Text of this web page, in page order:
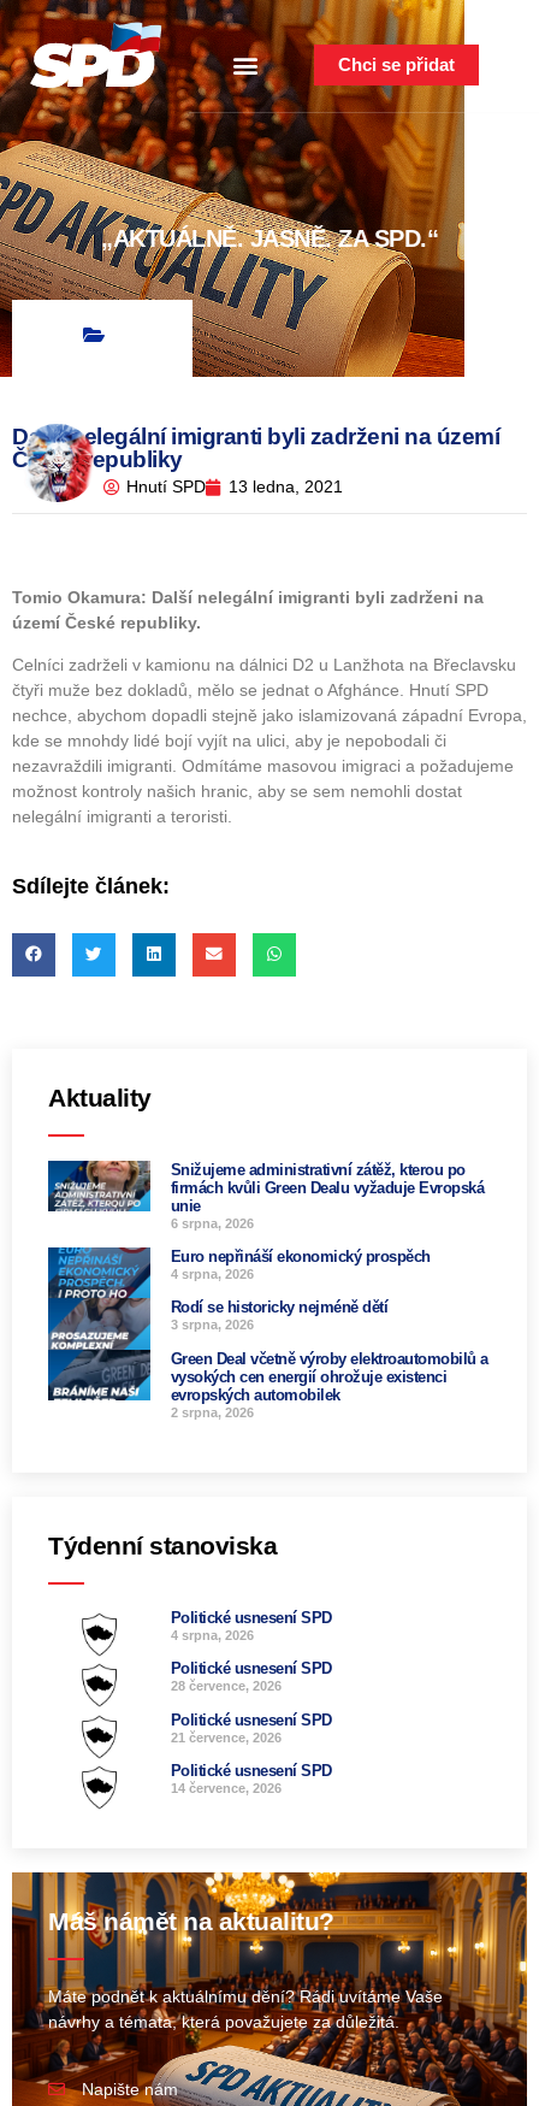
Chci se přidat
„AKTUÁLNĚ. JASNĚ. ZA SPD.“
Další nelegální imigranti byli zadrženi na území
České republiky
Hnutí SPD 13 ledna, 2021
Tomio Okamura: Další nelegální imigranti byli zadrženi na
území České republiky.
Celníci zadrželi v kamionu na dálnici D2 u Lanžhota na Břeclavsku
čtyři muže bez dokladů, mělo se jednat o Afghánce. Hnutí SPD
nechce, abychom dopadli stejně jako islamizovaná západní Evropa,
kde se mnohdy lidé bojí vyjít na ulici, aby je nepobodali či
nezavraždili imigranti. Odmítáme masovou imigraci a požadujeme
možnost kontroly našich hranic, aby se sem nemohli dostat
nelegální imigranti a teroristi.
Sdílejte článek:
Aktuality
Snižujeme administrativní zátěž, kterou po
firmách kvůli Green Dealu vyžaduje Evropská
unie
6 srpna, 2026
Euro nepřináší ekonomický prospěch
4 srpna, 2026
Rodí se historicky nejméně dětí
3 srpna, 2026
Green Deal včetně výroby elektroautomobilů a
vysokých cen energií ohrožuje existenci
evropských automobilek
2 srpna, 2026
Týdenní stanoviska
Politické usnesení SPD
4 srpna, 2026
Politické usnesení SPD
28 července, 2026
Politické usnesení SPD
21 července, 2026
Politické usnesení SPD
14 července, 2026
Máš námět na aktualitu?
Máte podnět k aktuálnímu dění? Rádi uvítáme Vaše
návrhy a témata, která považujete za důležitá.
Napište nám